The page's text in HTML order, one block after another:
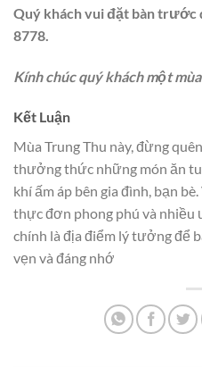
Quý khách vui đặt bàn trước
8778.
Kính chúc quý khách một
Kết Luận
Mùa Trung Thu này, đừng
thưởng thức những món ăn
khí ấm áp bên gia đình, bạn
thực đơn phong phú và nhiều
chính là địa điểm lý tưởng để
vẹn và đáng nhớ